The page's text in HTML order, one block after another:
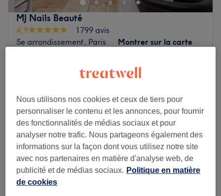
MJ Nails Beauté
4,9
1799 avis
5e arrondissement, Paris
Montrer sur la carte
10 min
Pieds - Pose de vernis semi-
permanent
20 min - 35 min
à partir de
Je veux en savoir plus
Lundi 10:00
Nous utilisons nos cookies et ceux de tiers pour
personnaliser le contenu et les annonces, pour fournir
des fonctionnalités de médias sociaux et pour
analyser notre trafic. Nous partageons également des
informations sur la façon dont vous utilisez notre site
avec nos partenaires en matière d'analyse web, de
publicité et de médias sociaux. Politique en matière
de cookies